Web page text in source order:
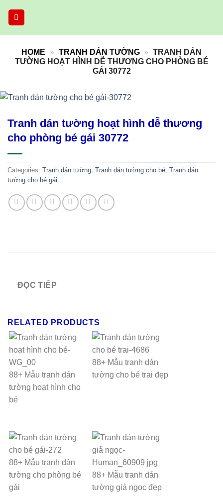
HOME » TRANH DÁN TƯỜNG » TRANH DÁN
TƯỜNG HOẠT HÌNH DỄ THƯƠNG CHO PHÒNG BÉ
GÁI 30772
Tranh dán tường hoạt hình dễ thương
cho phòng bé gái 30772
Categories: Tranh dán tường, Tranh dán tường cho bé, Tranh dán
tường cho bé gái
ĐỌC TIẾP
RELATED PRODUCTS
88+ Mẫu tranh dán
tường hoạt hình cho
bé
88+ Mẫu tranh dán
tường cho bé trai đẹp
88+ Mẫu tranh dán
tường cho phòng bé
gái
88+ Mẫu tranh dán
tường giả ngọc đẹp